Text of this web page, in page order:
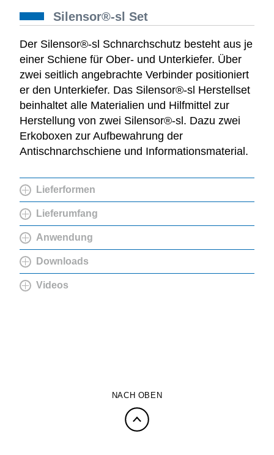
Silensor®-sl Set
Der Silensor®-sl Schnarchschutz besteht aus je
einer Schiene für Ober- und Unterkiefer. Über
zwei seitlich angebrachte Verbinder positioniert
er den Unterkiefer. Das Silensor®-sl Herstellset
beinhaltet alle Materialien und Hilfmittel zur
Herstellung von zwei Silensor®-sl. Dazu zwei
Erkoboxen zur Aufbewahrung der
Antischnarchschiene und Informationsmaterial.
Lieferformen
Lieferumfang
Anwendung
Downloads
Videos
NACH OBEN